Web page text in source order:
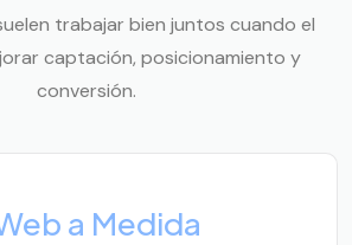
trabajar bien juntos cuando el
captación, posicionamiento y
conversión.
a Medida